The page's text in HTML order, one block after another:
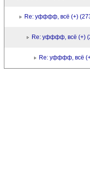
Re: уфффф, всё (+)
Re: уфффф, всё (+)
Re: уфффф, всё